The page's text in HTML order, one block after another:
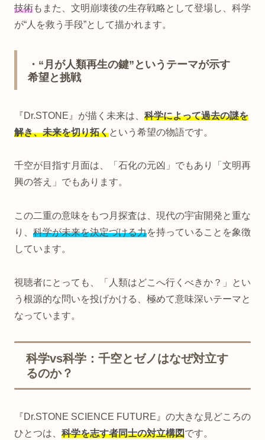
技術もまた、文明崩壊後の生存戦略として登場し、科学
が“人を救う手段”として描かれます。
・“月が人類再生の鍵”というテーマが示す
希望と挑戦
『Dr.STONE』が描く未来は、 科学によって過去の謎を
解き、未来を切り拓くという希望の物語です。
千空が目指す月面は、「石化の元凶」でもあり「文明再
興の答え」でもあります。
この二重の意味をもつ月探査は、現代の宇宙開発と重な
り、 科学が未来を決定づける力を持っていることを象徴
しています。
視聴者にとっても、「人類はどこへ行くべきか？」とい
う根源的な問いを投げかける、極めて意味深いテーマと
なっています。
科学vs科学：千空とゼノはなぜ対立す
るのか？
『Dr.STONE SCIENCE FUTURE』の大きな見どころの
ひとつは、 科学を志す者同士の対立構図です。